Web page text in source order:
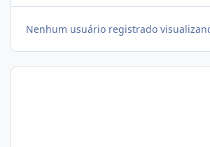
Nenhum usuário registrado